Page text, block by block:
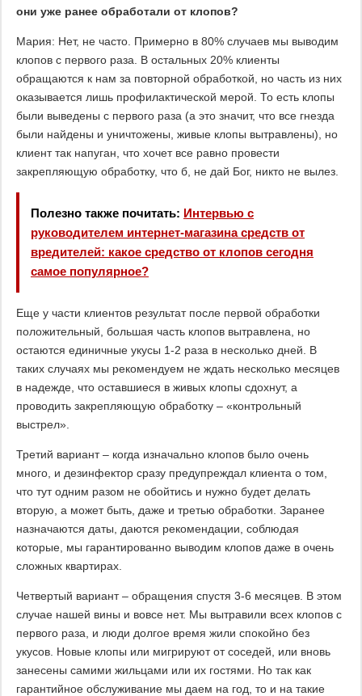
они уже ранее обработали от клопов?
Мария: Нет, не часто. Примерно в 80% случаев мы выводим
клопов с первого раза. В остальных 20% клиенты
обращаются к нам за повторной обработкой, но часть из них
оказывается лишь профилактической мерой. То есть клопы
были выведены с первого раза (а это значит, что все гнезда
были найдены и уничтожены, живые клопы вытравлены), но
клиент так напуган, что хочет все равно провести
закрепляющую обработку, что б, не дай Бог, никто не вылез.
Полезно также почитать: Интервью с
руководителем интернет-магазина средств от
вредителей: какое средство от клопов сегодня
самое популярное?
Еще у части клиентов результат после первой обработки
положительный, большая часть клопов вытравлена, но
остаются единичные укусы 1-2 раза в несколько дней. В
таких случаях мы рекомендуем не ждать несколько месяцев
в надежде, что оставшиеся в живых клопы сдохнут, а
проводить закрепляющую обработку – «контрольный
выстрел».
Третий вариант – когда изначально клопов было очень
много, и дезинфектор сразу предупреждал клиента о том,
что тут одним разом не обойтись и нужно будет делать
вторую, а может быть, даже и третью обработки. Заранее
назначаются даты, даются рекомендации, соблюдая
которые, мы гарантированно выводим клопов даже в очень
сложных квартирах.
Четвертый вариант – обращения спустя 3-6 месяцев. В этом
случае нашей вины и вовсе нет. Мы вытравили всех клопов с
первого раза, и люди долгое время жили спокойно без
укусов. Новые клопы или мигрируют от соседей, или вновь
занесены самими жильцами или их гостями. Но так как
гарантийное обслуживание мы даем на год, то и на такие